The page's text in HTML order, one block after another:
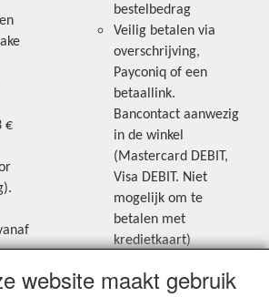
€
bestelbedrag
Veilig betalen via
overschrijving,
Payconiq of een
betaallink.
Bancontact aanwezig
in de winkel
(Mastercard DEBIT,
Visa DEBIT. Niet
mogelijk om te
betalen met
kredietkaart)
Blijf op de hoogte van de laatste
website maakt gebruik